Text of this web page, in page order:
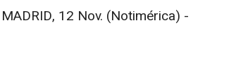
MADRID, 12 Nov. (Notimérica) -